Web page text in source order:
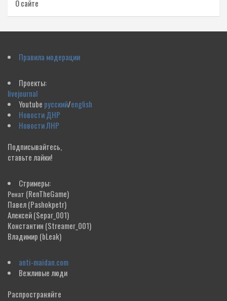
О сайте
Правила модерации
Проекты:
livejournal
Youtube русский/english
Новости ДНР
Новости ЛНР
Подписывайтесь,
ставьте лайки!
Стримеры:
Ренат (RenTheGame)
Павел(Pashokpetr)
Алексей(Separ_001)
Константин (Streamer_001)
Владимир (bLeak)
anti-maidan.com
Вежливые люди
Распространяйте